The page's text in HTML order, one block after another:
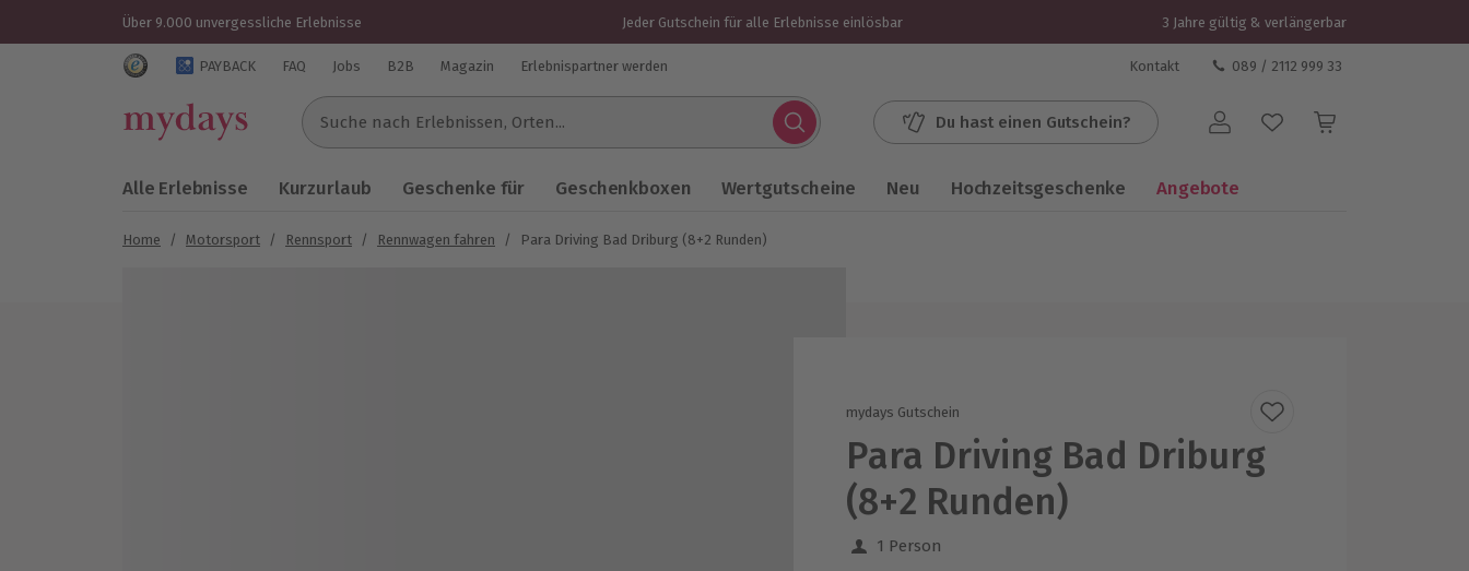
Über 9.000 unvergessliche Erlebnisse Jeder Gutschein für alle Erlebnisse einlösbar 3 Jahre gültig & verlängerbar
Trustedshops Bewertungen für mydays.de
PAYBACK FAQ Jobs B2B Magazin Erlebnispartner werden Kontakt 089 / 2112 999 33
Suche nach Erlebnissen...
Du hast einen Gutschein? Benutzerkonto
Alle Erlebnisse Kurzurlaub Geschenke für Geschenkboxen Wertgutscheine Neu Hochzeitsgeschenke Angebote
Home / Motorsport / Rennsport / Rennwagen fahren / Para Driving Bad Driburg (8+2 Runden)
mydays Gutschein
Para Driving Bad Driburg
(8+2 Runden)
1 Person